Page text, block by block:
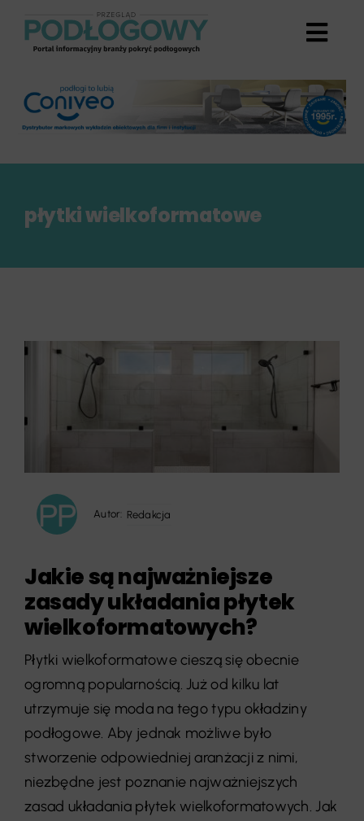
płytki wielkoformatowe
Autor: Redakcja
Jakie są najważniejsze
zasady układania płytek
wielkoformatowych?
Płytki wielkoformatowe cieszą się obecnie
ogromną popularnością. Już od kilku lat
utrzymuje się moda na tego typu okładziny
podłogowe. Aby jednak możliwe było
stworzenie odpowiedniej aranżacji z nimi,
niezbędne jest poznanie najważniejszych
zasad układania płytek wielkoformatowych. Jak